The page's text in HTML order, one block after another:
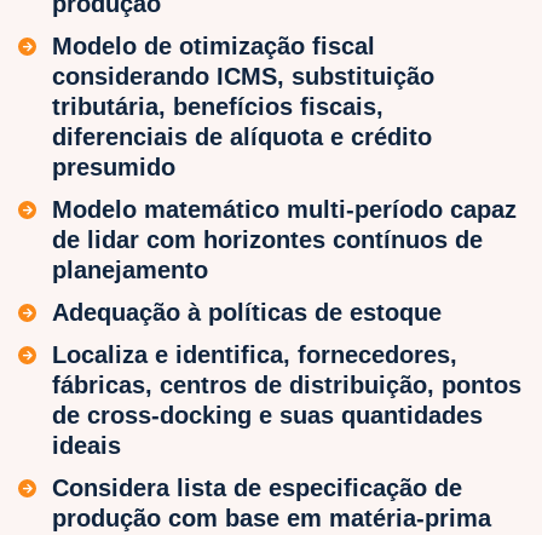
Modelo de otimização fiscal
considerando ICMS, substituição
tributária, benefícios fiscais,
diferenciais de alíquota e crédito
presumido
Modelo matemático multi-período capaz
de lidar com horizontes contínuos de
planejamento
Adequação à políticas de estoque
Localiza e identifica, fornecedores,
fábricas, centros de distribuição, pontos
de cross-docking e suas quantidades
ideais
Considera lista de especificação de
produção com base em matéria-prima